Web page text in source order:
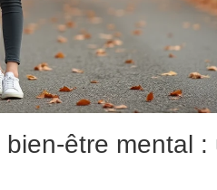
être mental :